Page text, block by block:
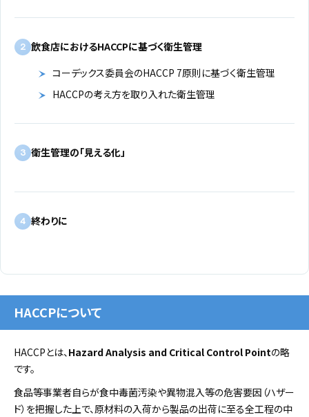
2 飲食店におけるHACCPに基づく衛生管理
コーデックス委員会のHACCP 7原則に基づく衛生管理
HACCPの考え方を取り入れた衛生管理
3 衛生管理の「見える化」
4 終わりに
HACCPについて
HACCPとは、 Hazard Analysis and Critical Control Pointの略
です。
食品等事業者自らが食中毒菌汚染や異物混入等の危害要因（ハザー
ド）を把握した上で、原材料の入荷から製品の出荷に至る全工程の中